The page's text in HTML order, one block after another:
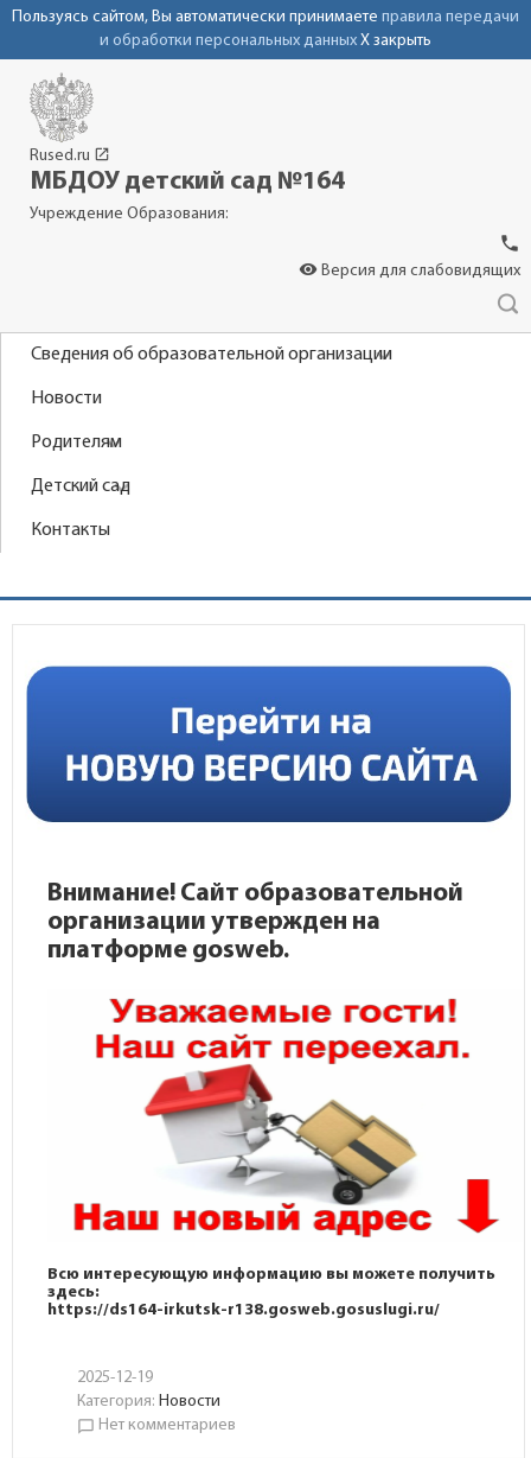
Пользуясь сайтом, Вы автоматически принимаете правила передачи
и обработки персональных данных X закрыть
Rused.ru launch
МБДОУ детский сад №164
Учреждение Образования:
phone
visibility Версия для слабовидящих
Сведения об образовательной организации
Новости
Родителям
Детский сад
Контакты
Внимание! Сайт образовательной
организации утвержден на
платформе gosweb.
Всю интересующую информацию вы можете получить
здесь:
https://ds164-irkutsk-r138.gosweb.gosuslugi.ru/
2025-12-19
Категория:Новости
chat_bubble_outline Нет комментариев